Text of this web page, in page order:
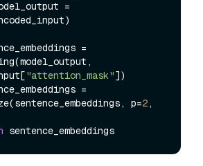
"attention_mask"])
p=2,